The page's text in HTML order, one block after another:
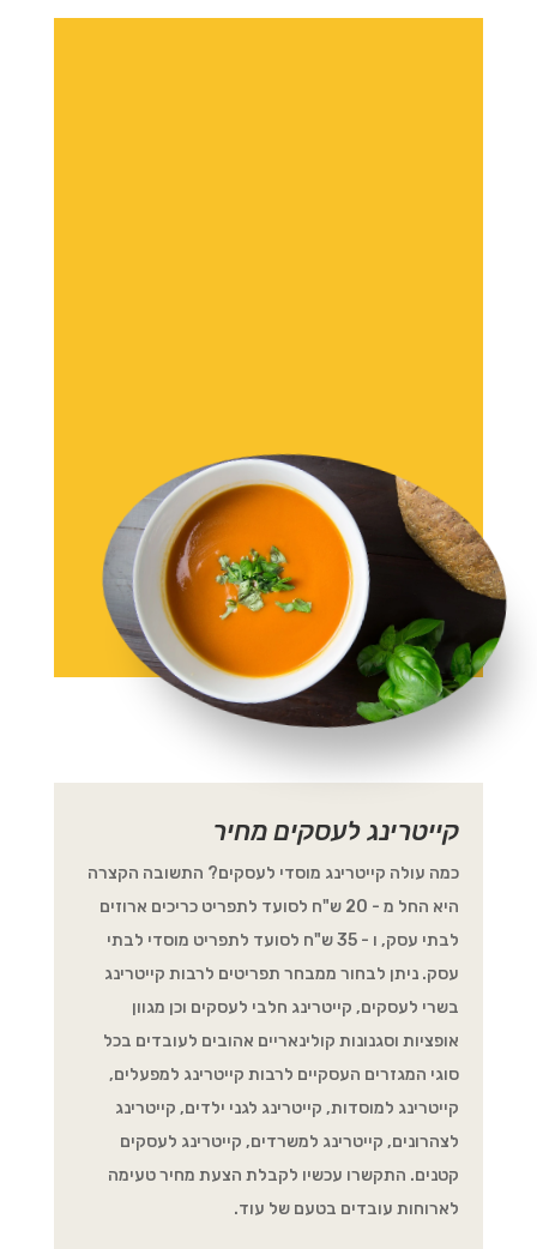
קייטרינג לעסקים מחיר
כמה עולה קייטרינג מוסדי לעסקים? התשובה הקצרה
היא החל מ - 20 ש"ח לסועד לתפריט כריכים ארוזים
לבתי עסק, ו - 35 ש"ח לסועד לתפריט מוסדי לבתי
עסק. ניתן לבחור ממבחר תפריטים לרבות קייטרינג
בשרי לעסקים, קייטרינג חלבי לעסקים וכן מגוון
אופציות וסגנונות קולינאריים אהובים לעובדים בכל
סוגי המגזרים העסקיים לרבות קייטרינג למפעלים,
קייטרינג למוסדות, קייטרינג לגני ילדים, קייטרינג
לצהרונים, קייטרינג למשרדים, קייטרינג לעסקים
קטנים. התקשרו עכשיו לקבלת הצעת מחיר טעימה
לארוחות עובדים בטעם של עוד.